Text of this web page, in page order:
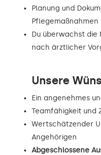
Planung und
Pflegemaßnahmen
Du überwachst die
nach ärztlicher
Unsere
Ein angenehmes
Teamfähigkeit und
Wertschätzender
Angehörigen
Abgeschlossene